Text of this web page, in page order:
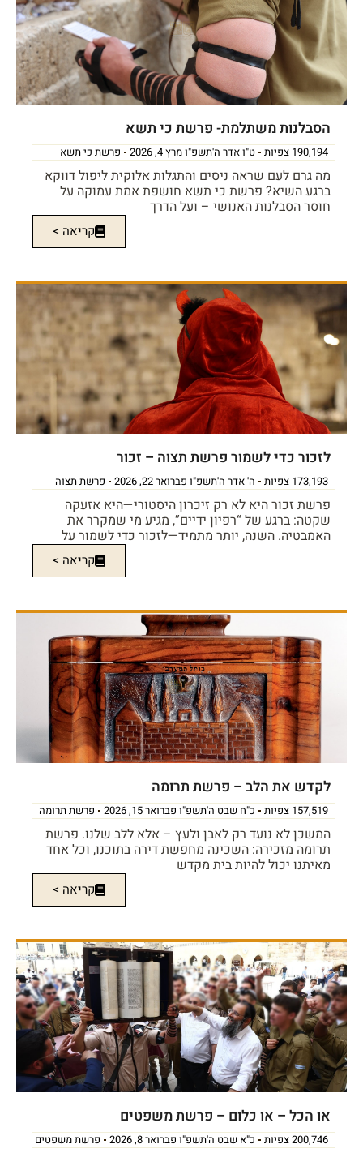
הסבלנות משתלמת- פרשת כי תשא
190,194 צפיות ט"ו אדר ה'תשפ"ו מרץ 4, 2026 פרשת כי תשא
מה גרם לעם שראה ניסים והתגלות אלוקית ליפול דווקא
ברגע השיא? פרשת כי תשא חושפת אמת עמוקה על
חוסר הסבלנות האנושי – ועל הדרך
קריאה >
לזכור כדי לשמור פרשת תצוה – זכור
173,193 צפיות ה' אדר ה'תשפ"ו פברואר 22, 2026 פרשת תצוה
פרשת זכור היא לא רק זיכרון היסטורי—היא אזעקה
שקטה: ברגע של “רפיון ידיים”, מגיע מי שמקרר את
האמבטיה. השנה, יותר מתמיד—לזכור כדי לשמור על
קריאה >
לקדש את הלב – פרשת תרומה
157,519 צפיות כ"ח שבט ה'תשפ"ו פברואר 15, 2026 פרשת תרומה
המשכן לא נועד רק לאבן ולעץ – אלא ללב שלנו. פרשת
תרומה מזכירה: השכינה מחפשת דירה בתוכנו, וכל אחד
מאיתנו יכול להיות בית מקדש
קריאה >
או הכל – או כלום – פרשת משפטים
200,746 צפיות כ"א שבט ה'תשפ"ו פברואר 8, 2026 פרשת משפטים